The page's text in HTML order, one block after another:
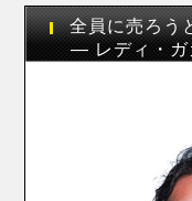
全員に売ろう
― レディ・ガ